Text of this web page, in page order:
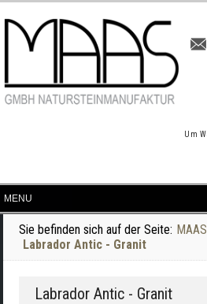
Um
Sie befinden sich auf der Seite:
Labrador Antic - Granit
Labrador Antic - Granit